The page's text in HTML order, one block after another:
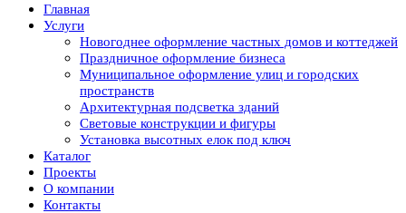
Главная
Услуги
Новогоднее оформление частных домов и коттеджей
Праздничное оформление бизнеса
Муниципальное оформление улиц и городских
пространств
Архитектурная подсветка зданий
Световые конструкции и фигуры
Установка высотных елок под ключ
Каталог
Проекты
О компании
Контакты